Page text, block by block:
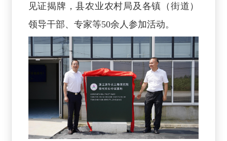
见证揭牌，县农业农村局及各镇（街道）
领导干部、专家等50余人参加活动。